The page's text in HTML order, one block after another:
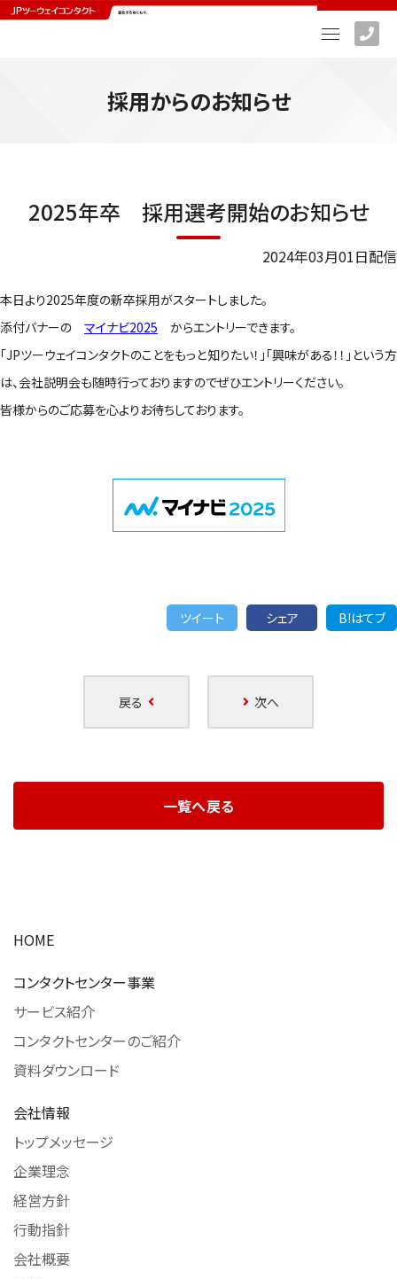
採用からのお知らせ
2025年卒 採用選考開始のお知らせ
2024年03月01日配信
本日より2025年度の新卒採用がスタートしました。
添付バナーの マイナビ2025 からエントリーできます。
「JPツーウェイコンタクトのことをもっと知りたい！」「興味がある！！」という方
は、会社説明会も随時行っておりますのでぜひエントリーください。
皆様からのご応募を心よりお待ちしております。
ツイート シェア B!はてブ
戻る 次へ
一覧へ戻る
HOME
コンタクトセンター事業
サービス紹介
コンタクトセンターのご紹介
資料ダウンロード
会社情報
トップメッセージ
企業理念
経営方針
行動指針
会社概要